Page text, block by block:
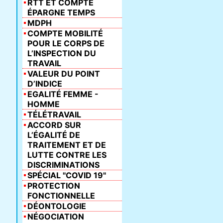
RTT ET COMPTE
ÉPARGNE TEMPS
MDPH
COMPTE MOBILITÉ
POUR LE CORPS DE
L’INSPECTION DU
TRAVAIL
VALEUR DU POINT
D’INDICE
EGALITÉ FEMME -
HOMME
TÉLÉTRAVAIL
ACCORD SUR
L’ÉGALITÉ DE
TRAITEMENT ET DE
LUTTE CONTRE LES
DISCRIMINATIONS
SPÉCIAL "COVID 19"
PROTECTION
FONCTIONNELLE
DÉONTOLOGIE
NÉGOCIATION